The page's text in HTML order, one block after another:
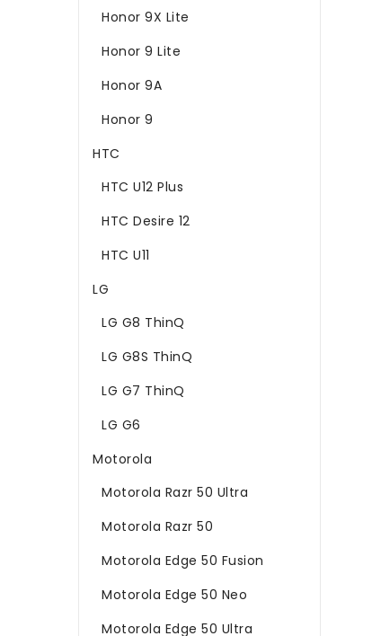
Honor 9X Lite
Honor 9 Lite
Honor 9A
Honor 9
HTC
HTC U12 Plus
HTC Desire 12
HTC U11
LG
LG G8 ThinQ
LG G8S ThinQ
LG G7 ThinQ
LG G6
Motorola
Motorola Razr 50 Ultra
Motorola Razr 50
Motorola Edge 50 Fusion
Motorola Edge 50 Neo
Motorola Edge 50 Ultra